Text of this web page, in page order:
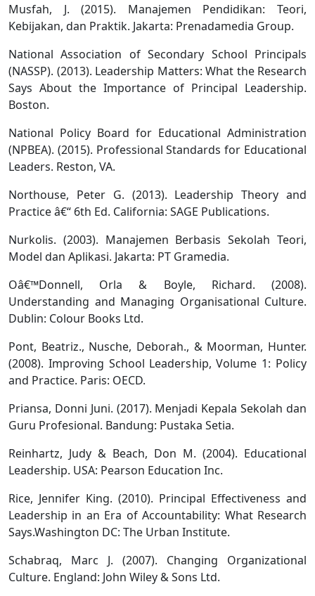
Musfah, J. (2015). Manajemen Pendidikan: Teori,
Kebijakan, dan Praktik. Jakarta: Prenadamedia Group.
National Association of Secondary School Principals
(NASSP). (2013). Leadership Matters: What the Research
Says About the Importance of Principal Leadership.
Boston.
National Policy Board for Educational Administration
(NPBEA). (2015). Professional Standards for Educational
Leaders. Reston, VA.
Northouse, Peter G. (2013). Leadership Theory and
Practice â€“ 6th Ed. California: SAGE Publications.
Nurkolis. (2003). Manajemen Berbasis Sekolah Teori,
Model dan Aplikasi. Jakarta: PT Gramedia.
Oâ€™Donnell, Orla & Boyle, Richard. (2008).
Understanding and Managing Organisational Culture.
Dublin: Colour Books Ltd.
Pont, Beatriz., Nusche, Deborah., & Moorman, Hunter.
(2008). Improving School Leadership, Volume 1: Policy
and Practice. Paris: OECD.
Priansa, Donni Juni. (2017). Menjadi Kepala Sekolah dan
Guru Profesional. Bandung: Pustaka Setia.
Reinhartz, Judy & Beach, Don M. (2004). Educational
Leadership. USA: Pearson Education Inc.
Rice, Jennifer King. (2010). Principal Effectiveness and
Leadership in an Era of Accountability: What Research
Says.Washington DC: The Urban Institute.
Schabraq, Marc J. (2007). Changing Organizational
Culture. England: John Wiley & Sons Ltd.